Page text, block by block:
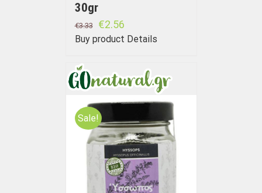
30gr
€3.33 €2.56
Buy product Details
Sale!